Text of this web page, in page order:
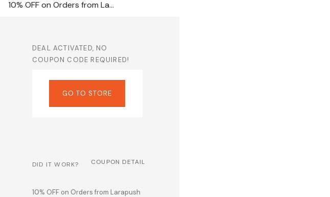
10% OFF on Orders from Larapush
DEAL ACTIVATED, NO
COUPON CODE REQUIRED!
GO TO STORE
DID IT WORK? COUPON DETAIL
10% OFF on Orders from Larapush